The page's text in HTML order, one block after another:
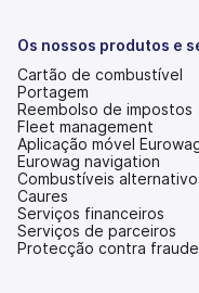
Os nossos produtos e
Cartão de combustível
Portagem
Reembolso de impostos
Fleet management
Aplicação móvel
Eurowag navigation
Combustíveis
Caures
Serviços financeiros
Serviços de parceiros
Protecção contra